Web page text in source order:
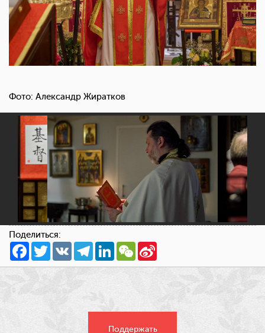
Фото: Александр Жиратков
Поделиться:
Facebook
TwitterVK TelegramLinkedInWeChat
Поддержать